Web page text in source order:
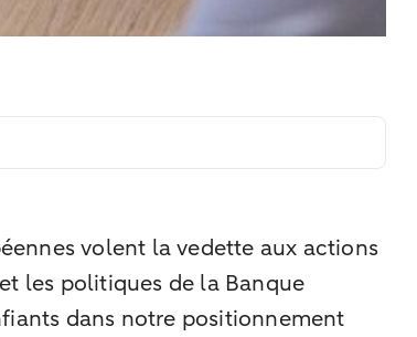
volent la vedette aux actions
les politiques de la Banque
dans notre positionnement